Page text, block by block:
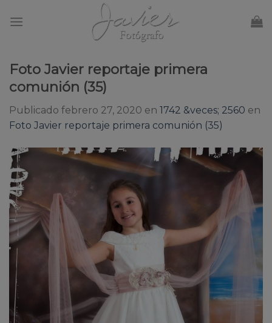
Foto Javier reportaje primera
comunión (35)
Publicado febrero 27, 2020 en 1742 &veces; 2560 en
Foto Javier reportaje primera comunión (35)